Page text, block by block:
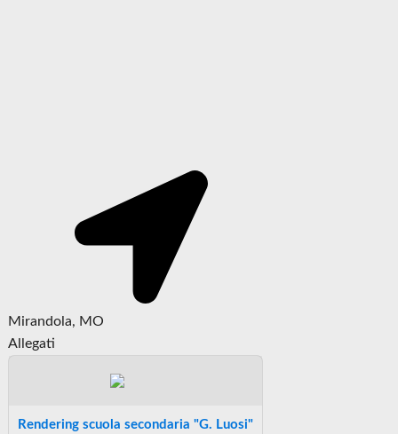
Mirandola, MO
Allegati
Rendering scuola secondaria "G. Luosi"